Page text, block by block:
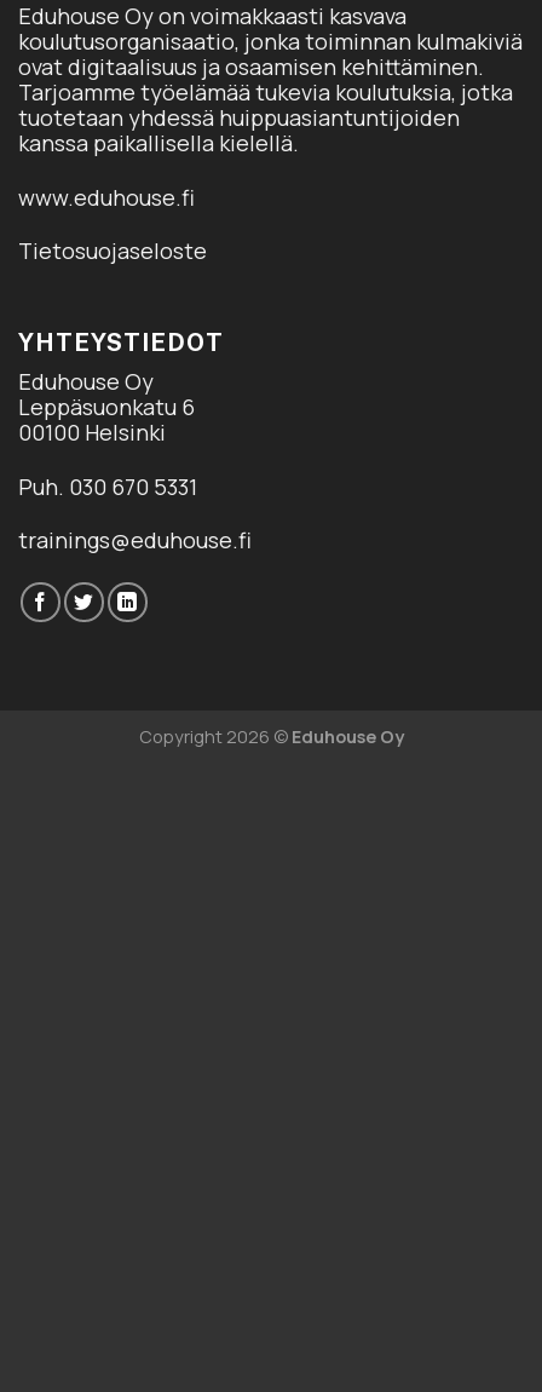
Eduhouse Oy on voimakkaasti kasvava
koulutusorganisaatio, jonka toiminnan kulmakiviä
ovat digitaalisuus ja osaamisen kehittäminen.
Tarjoamme työelämää tukevia koulutuksia, jotka
tuotetaan yhdessä huippuasiantuntijoiden
kanssa paikallisella kielellä.
www.eduhouse.fi
Tietosuojaseloste
YHTEYSTIEDOT
Eduhouse Oy
Leppäsuonkatu 6
00100 Helsinki
Puh. 030 670 5331
trainings@eduhouse.fi
Copyright 2026 © Eduhouse Oy